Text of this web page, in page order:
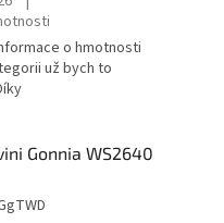
o hmotnosti
už bych to
Gonnia WS2640